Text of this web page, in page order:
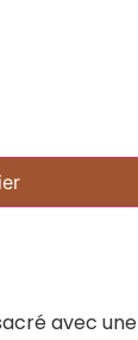
avec